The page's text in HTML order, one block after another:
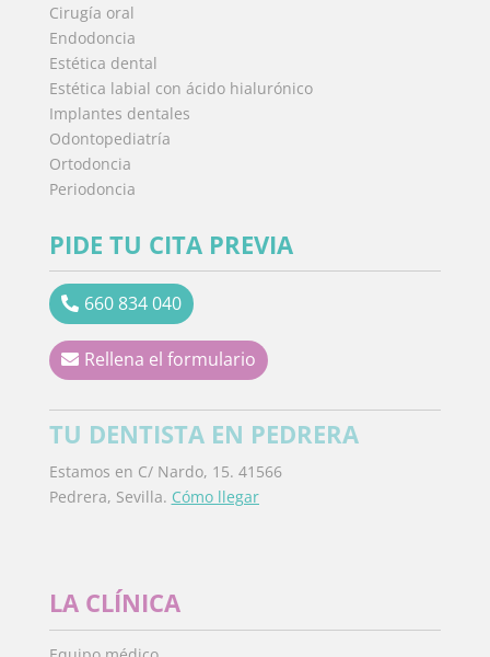
Cirugía oral
Endodoncia
Estética dental
Estética labial con ácido hialurónico
Implantes dentales
Odontopediatría
Ortodoncia
Periodoncia
PIDE TU CITA PREVIA
660 834 040
Rellena el formulario
TU DENTISTA EN PEDRERA
Estamos en C/ Nardo, 15. 41566
Pedrera, Sevilla. Cómo llegar
LA CLÍNICA